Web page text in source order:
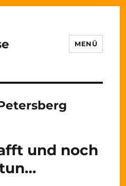
MENÜ
und noch